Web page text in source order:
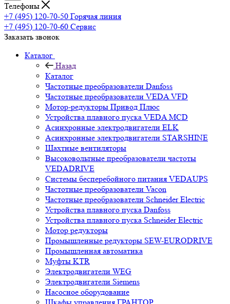
Телефоны
+7 (495) 120-70-50 Горячая линия
+7 (495) 120-70-60 Сервис
Заказать звонок
Каталог
Назад
Каталог
Частотные преобразователи Danfoss
Частотные преобразователи VEDA VFD
Мотор-редукторы Привод Плюс
Устройства плавного пуска VEDA MCD
Асинхронные электродвигатели ELK
Асинхронные электродвигатели STARSHINE
Шахтные вентиляторы
Высоковольтные преобразователи частоты
VEDADRIVE
Системы бесперебойного питания VEDAUPS
Частотные преобразователи Vacon
Частотные преобразователи Schneider Electric
Устройства плавного пуска Danfoss
Устройства плавного пуска Schneider Electric
Мотор редукторы
Промышленные редукторы SEW-EURODRIVE
Промышленная автоматика
Муфты KTR
Электродвигатели WEG
Электродвигатели Siemens
Насосное оборудование